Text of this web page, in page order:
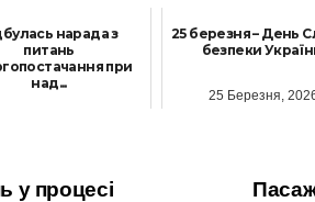
нарада з
питань
при
над...
25 березня – День
безпеки
25 Березня,
у процесі